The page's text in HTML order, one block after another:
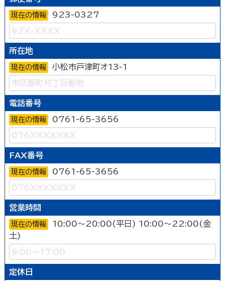
現在の情報 923-0327
所在地
現在の情報 小松市戸津町オ13-1
電話番号
現在の情報 0761-65-3656
FAX番号
現在の情報 0761-65-3656
営業時間
現在の情報
10:00～20:00(平日) 10:00～22:00(金
土)
定休日